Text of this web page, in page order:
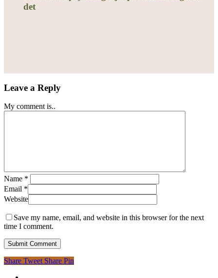
det
Leave a Reply
My comment is..
Name *
Email *
Website
Save my name, email, and website in this browser for the next
time I comment.
Share Tweet Share Pin